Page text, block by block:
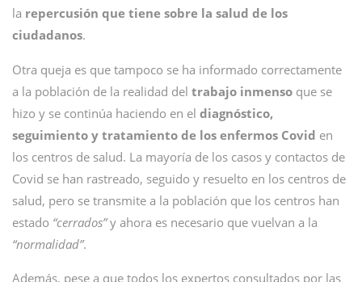
la repercusión que tiene sobre la salud de los
ciudadanos.
Otra queja es que tampoco se ha informado correctamente
a la población de la realidad del trabajo inmenso que se
hizo y se continúa haciendo en el diagnóstico,
seguimiento y tratamiento de los enfermos Covid en
los centros de salud. La mayoría de los casos y contactos de
Covid se han rastreado, seguido y resuelto en los centros de
salud, pero se transmite a la población que los centros han
estado “cerrados”y ahora es necesario que vuelvan a la
“normalidad”.
Además, pese a que todos los expertos consultados por las